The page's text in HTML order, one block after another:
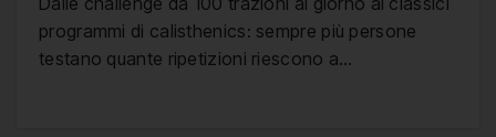
programmi di calisthenics: sempre più persone
testano quante ripetizioni riescono a…